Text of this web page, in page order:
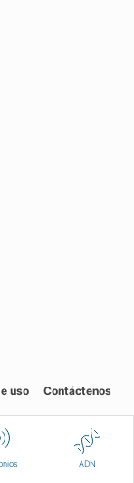
ADN
uso Contáctenos